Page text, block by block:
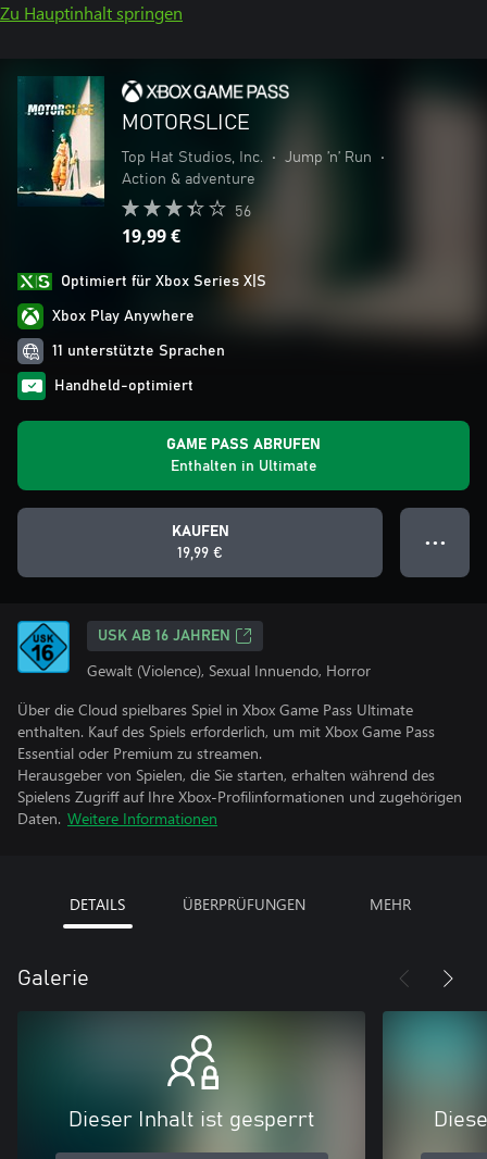
Zu Hauptinhalt springen
MOTORSLICE
Top Hat Studios, Inc. • Jump ’n’ Run
•
Action & adventure
56
19,99 €
Optimiert für Xbox Series X|S
Xbox Play Anywhere
11 unterstützte Sprachen
Handheld-optimiert
GAME PASS ABRUFEN
Enthalten in Ultimate
KAUFEN
19,99 €
● ● ●
USK AB 16 JAHREN
Gewalt (Violence), Sexual Innuendo, Horror
Über die Cloud spielbares Spiel in Xbox Game Pass Ultimate
enthalten. Kauf des Spiels erforderlich, um mit Xbox Game Pass
Essential oder Premium zu streamen.
Herausgeber von Spielen, die Sie starten, erhalten während des
Spielens Zugriff auf Ihre Xbox-Profilinformationen und zugehörigen
Daten. Weitere Informationen
DETAILS ÜBERPRÜFUNGEN MEHR
Galerie
Dieser Inhalt ist gesperrt